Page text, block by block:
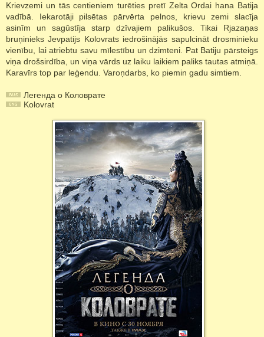
Krievzemi un tās centieniem turēties pretī Zelta Ordai hana Batija
vadībā. Iekarotāji pilsētas pārvērta pelnos, krievu zemi slacīja
asinīm un sagūstīja starp dzīvajiem palikušos. Tikai Rjazaņas
bruņinieks Jevpatijs Kolovrats iedrošinājās sapulcināt drosminieku
vienību, lai atriebtu savu mīlestību un dzimteni. Pat Batiju pārsteigs
viņa drošsirdība, un viņa vārds uz laiku laikiem paliks tautas atmiņā.
Karavīrs top par leģendu. Varoņdarbs, ko piemin gadu simtiem.
Легенда о Коловрате
Kolovrat